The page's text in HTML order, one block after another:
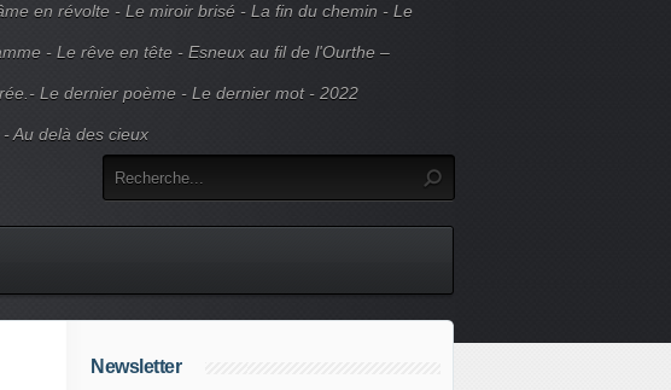
en révolte - Le miroir brisé - La fin du chemin - Le
- Le rêve en tête - Esneux au fil de l'Ourthe –
Le dernier poème - Le dernier mot - 2022
Au delà des cieux
Newsletter